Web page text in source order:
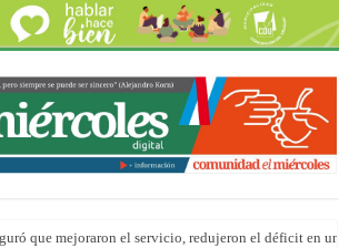
que mejoraron el servicio, redujeron el déficit en
una cirugía de reconstrucción torácica en el